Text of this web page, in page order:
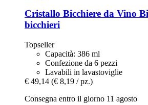
Cristallo Bicchiere da Vino
bicchieri
Topseller
Capacità: 386 ml
Confezione da 6 pezzi
Lavabili in lavastoviglie
€ 49,14 (€ 8,19 / pz.)
Consegna entro il giorno 11 agosto